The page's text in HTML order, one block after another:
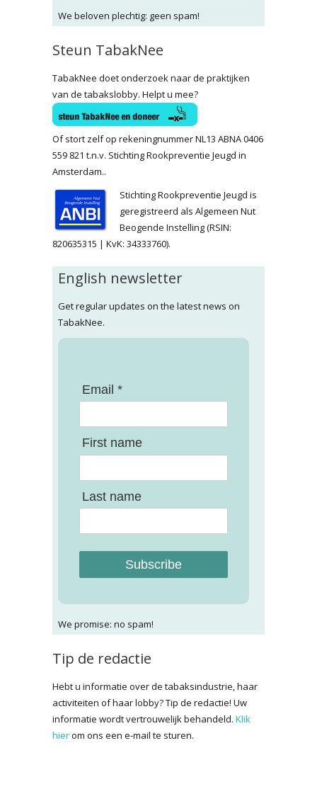
We beloven plechtig: geen spam!
Steun TabakNee
TabakNee doet onderzoek naar de praktijken
van de tabakslobby. Helpt u mee?
Of stort zelf op rekeningnummer NL13 ABNA 0406
559 821 t.n.v. Stichting Rookpreventie Jeugd in
Amsterdam..
Stichting Rookpreventie Jeugd is
geregistreerd als Algemeen Nut
Beogende Instelling (RSIN:
820635315 | KvK: 34333760).
English newsletter
Get regular updates on the latest news on
TabakNee.
Email *
First name
Last name
Subscribe
We promise: no spam!
Tip de redactie
Hebt u informatie over de tabaksindustrie, haar
activiteiten of haar lobby? Tip de redactie! Uw
informatie wordt vertrouwelijk behandeld. Klik
hierom ons een e-mail te sturen.